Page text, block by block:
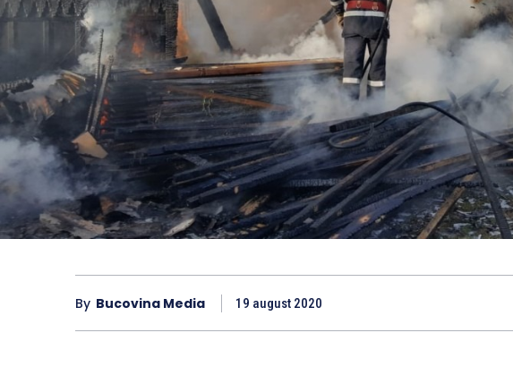
By Bucovina Media 19 august 2020